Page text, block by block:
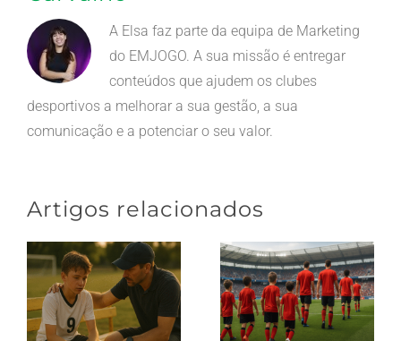
A Elsa faz parte da equipa de Marketing
do EMJOGO. A sua missão é entregar
conteúdos que ajudem os clubes
desportivos a melhorar a sua gestão, a sua
comunicação e a potenciar o seu valor.
Artigos relacionados